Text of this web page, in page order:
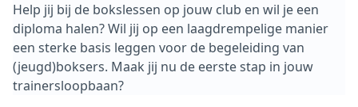
Help jij bij de bokslessen op jouw club en wil je een
diploma halen? Wil jij op een laagdrempelige manier
een sterke basis leggen voor de begeleiding van
(jeugd)boksers. Maak jij nu de eerste stap in jouw
trainersloopbaan?